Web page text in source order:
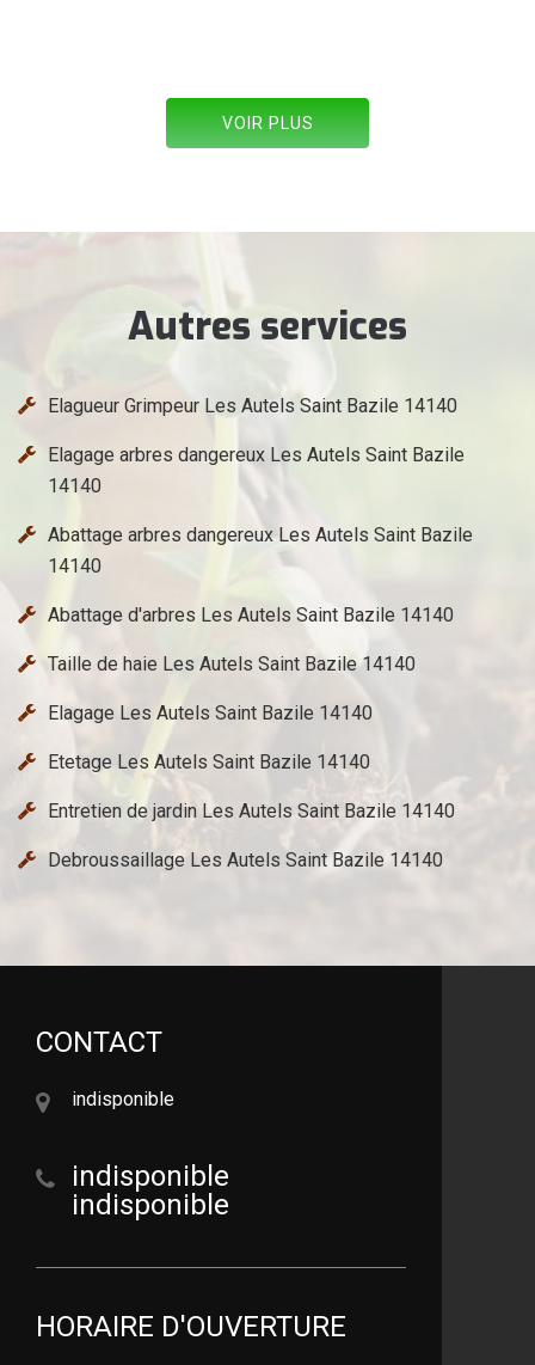
VOIR PLUS
Autres services
Elagueur Grimpeur Les Autels Saint Bazile 14140
Elagage arbres dangereux Les Autels Saint Bazile
14140
Abattage arbres dangereux Les Autels Saint Bazile
14140
Abattage d'arbres Les Autels Saint Bazile 14140
Taille de haie Les Autels Saint Bazile 14140
Elagage Les Autels Saint Bazile 14140
Etetage Les Autels Saint Bazile 14140
Entretien de jardin Les Autels Saint Bazile 14140
Debroussaillage Les Autels Saint Bazile 14140
CONTACT
indisponible
indisponible
indisponible
HORAIRE D'OUVERTURE